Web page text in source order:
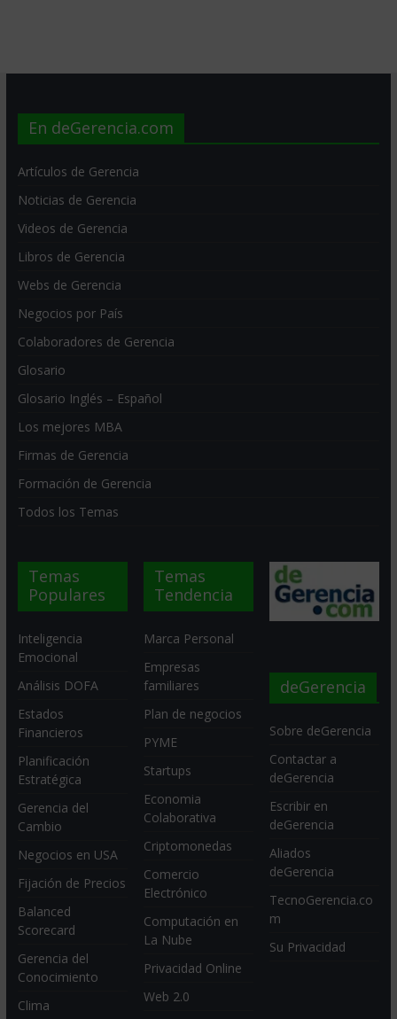
En deGerencia.com
Artículos de Gerencia
Noticias de Gerencia
Videos de Gerencia
Libros de Gerencia
Webs de Gerencia
Negocios por País
Colaboradores de Gerencia
Glosario
Glosario Inglés – Español
Los mejores MBA
Firmas de Gerencia
Formación de Gerencia
Todos los Temas
Temas
Populares
Inteligencia
Emocional
Análisis DOFA
Estados
Financieros
Planificación
Estratégica
Gerencia del
Cambio
Negocios en USA
Fijación de Precios
Balanced
Scorecard
Gerencia del
Conocimiento
Clima
Temas
Tendencia
Marca Personal
Empresas
familiares
Plan de negocios
PYME
Startups
Economia
Colaborativa
Criptomonedas
Comercio
Electrónico
Computación en
La Nube
Privacidad Online
Web 2.0
deGerencia
Sobre deGerencia
Contactar a
deGerencia
Escribir en
deGerencia
Aliados
deGerencia
TecnoGerencia.co
m
Su Privacidad